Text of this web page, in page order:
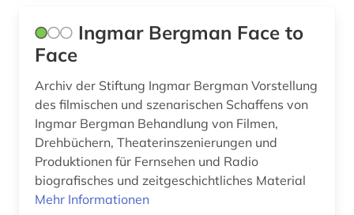
bibliografie (14)
bibliographie (19)
bibliometrie (1)
bibliothek (1)
Oesterreich (40)
Ostasien (1)
Osteuropa (7)
Ostmitteleuropa (4)
Palaestina (1)
Ingmar Bergman Face to
Face
Archiv der Stiftung Ingmar Bergman Vorstellung
des filmischen und szenarischen Schaffens von
Ingmar Bergman Behandlung von Filmen,
Drehbüchern, Theaterinszenierungen und
Produktionen für Fernsehen und Radio
biografisches und zeitgeschichtliches Material
Mehr Informationen